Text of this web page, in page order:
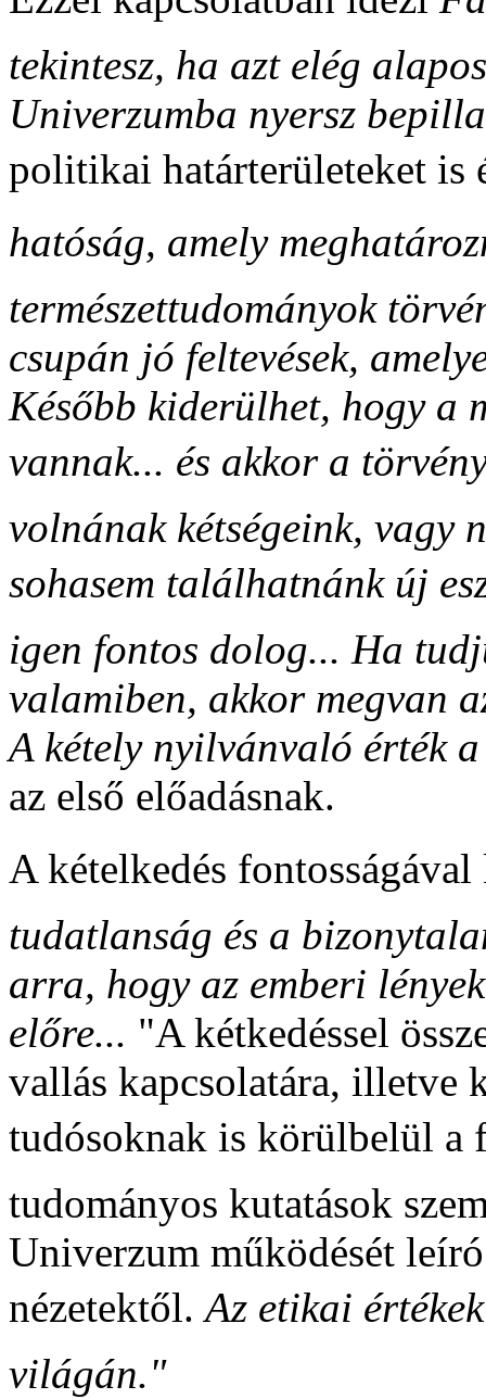
tekintesz, ha azt elég
Univerzumba nyersz
politikai határterületeket is
hatóság, amely
természettudományok
csupán jó feltevések,
Később kiderülhet, hogy a
vannak... és akkor a
volnának kétségeink, vagy
sohasem találhatnánk új
igen fontos dolog... Ha
valamiben, akkor megvan
A kétely nyilvánvaló érték
az első előadásnak.
A kételkedés
tudatlanság és a
arra, hogy az emberi
előre... "A kétkedéssel
vallás kapcsolatára, illetve
tudósoknak is körülbelül a
tudományos kutatások
Univerzum működését
nézetektől.Az etikai
világán."